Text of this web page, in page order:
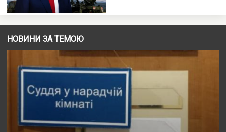
НОВИНИ ЗА ТЕМОЮ